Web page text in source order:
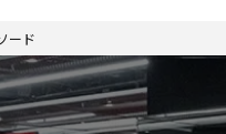
ード